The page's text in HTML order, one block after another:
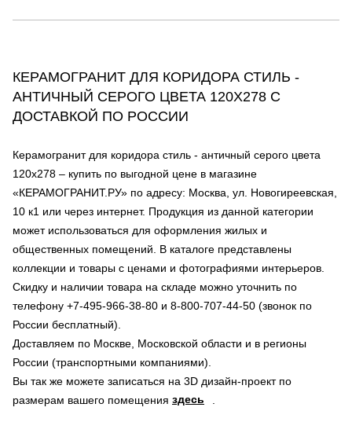
КЕРАМОГРАНИТ ДЛЯ КОРИДОРА СТИЛЬ -
АНТИЧНЫЙ СЕРОГО ЦВЕТА 120Х278 С
ДОСТАВКОЙ ПО РОССИИ
Керамогранит для коридора стиль - античный серого цвета
120х278 – купить по выгодной цене в магазине
«КЕРАМОГРАНИТ.РУ» по адресу: Москва, ул. Новогиреевская,
10 к1 или через интернет. Продукция из данной категории
может использоваться для оформления жилых и
общественных помещений. В каталоге представлены
коллекции и товары с ценами и фотографиями интерьеров.
Скидку и наличии товара на складе можно уточнить по
телефону +7-495-966-38-80 и 8-800-707-44-50 (звонок по
России бесплатный).
Доставляем по Москве, Московской области и в регионы
России (транспортными компаниями).
Вы так же можете записаться на 3D дизайн-проект по
размерам вашего помещения здесь